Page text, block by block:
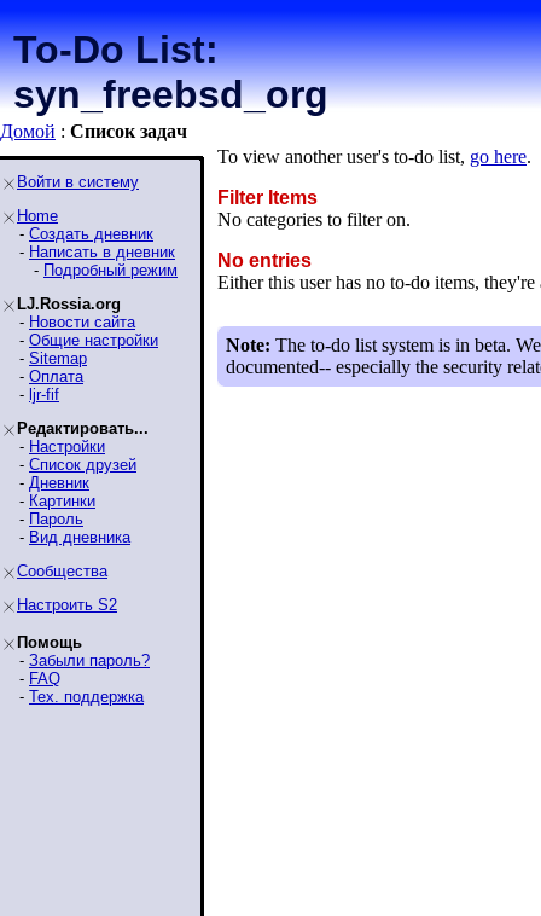
To-Do List:
syn_freebsd_org
Домой : Список задaч
Войти в систему
Home
- Создать дневник
- Написать в дневник
- Подробный режим
LJ.Rossia.org
- Новости сайта
- Общие настройки
- Sitemap
- Оплата
- ljr-fif
Редактировать...
- Настройки
- Список друзей
- Дневник
- Картинки
- Пароль
- Вид дневника
Сообщества
Настроить S2
Помощь
- Забыли пароль?
- FAQ
- Тех. поддержка
To view another user's to-do list, go here.
Filter Items
No categories to filter on.
No entries
Either this user has no to-do items,
Note: The to-do list system is in beta.
documented-- especially the security